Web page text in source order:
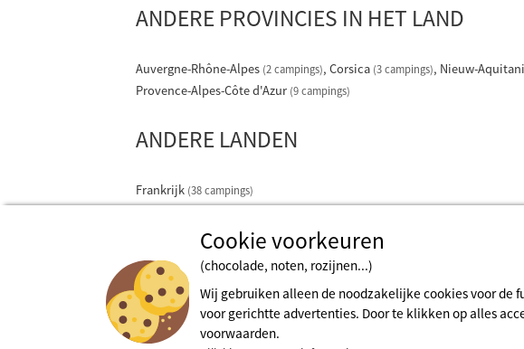
ANDERE PROVINCIES IN HET LAND
Auvergne-Rhône-Alpes (2 campings) Corsica (3 campings) Nieuw-
Provence-Alpes-Côte d'Azur (9 campings)
ANDERE LANDEN
Frankrijk (38 campings)
Cookie voorkeuren
(chocolade, noten, rozijnen...)
Wij gebruiken alleen de noodzakelijke cookies voor de
voor gerichtte advertenties. Door te klikken op alles
voorwaarden.